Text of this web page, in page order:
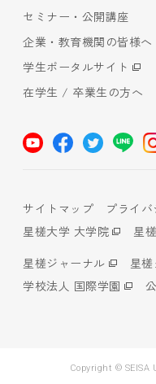
セミナー・公開講座
企業・教育機関の皆様へ
学生ポータルサイト
在学生 / 卒業生の方へ
サイトマップ
プライ
星槎大学 大学院
星
星槎ジャーナル
星
学校法人 国際学園
Copyright © SEISA